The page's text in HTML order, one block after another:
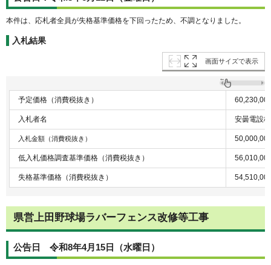
本件は、応札者全員が失格基準価格を下回ったため、不調となりました。
入札結果
画面サイズで表示
予定価格（消費税抜き）
入札者名 安曇電設
入札金額（消費税抜き）
低入札価格調査基準価格（消費税抜き）
失格基準価格（消費税抜き）
県営上田野球場ラバーフェンス改修等工事
公告日 令和8年4月15日（水曜日）